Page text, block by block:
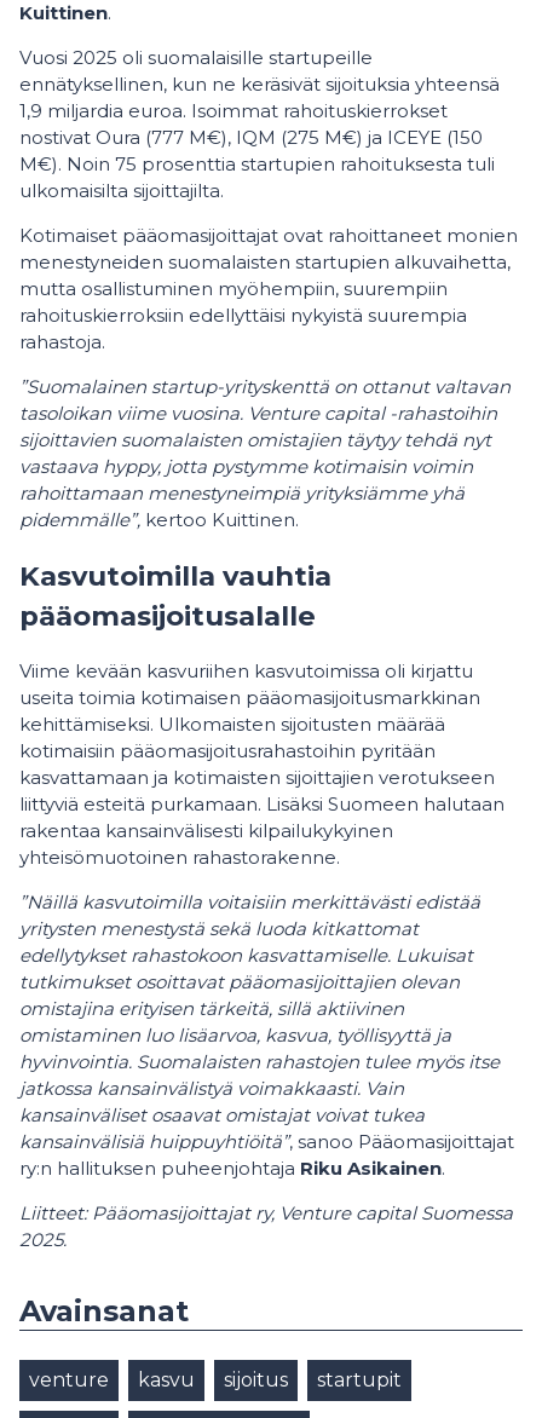
Kuittinen.
Vuosi 2025 oli suomalaisille startupeille
ennätyksellinen, kun ne keräsivät sijoituksia yhteensä
1,9 miljardia euroa. Isoimmat rahoituskierrokset
nostivat Oura (777 M€), IQM (275 M€) ja ICEYE (150
M€). Noin 75 prosenttia startupien rahoituksesta tuli
ulkomaisilta sijoittajilta.
Kotimaiset pääomasijoittajat ovat rahoittaneet monien
menestyneiden suomalaisten startupien alkuvaihetta,
mutta osallistuminen myöhempiin, suurempiin
rahoituskierroksiin edellyttäisi nykyistä suurempia
rahastoja.
”Suomalainen startup-yrityskenttä on ottanut valtavan
tasoloikan viime vuosina. Venture capital -rahastoihin
sijoittavien suomalaisten omistajien täytyy tehdä nyt
vastaava hyppy, jotta pystymme kotimaisin voimin
rahoittamaan menestyneimpiä yrityksiämme yhä
pidemmälle”, kertoo Kuittinen.
Kasvutoimilla vauhtia
pääomasijoitusalalle
Viime kevään kasvuriihen kasvutoimissa oli kirjattu
useita toimia kotimaisen pääomasijoitusmarkkinan
kehittämiseksi. Ulkomaisten sijoitusten määrää
kotimaisiin pääomasijoitusrahastoihin pyritään
kasvattamaan ja kotimaisten sijoittajien verotukseen
liittyviä esteitä purkamaan. Lisäksi Suomeen halutaan
rakentaa kansainvälisesti kilpailukykyinen
yhteisömuotoinen rahastorakenne.
”Näillä kasvutoimilla voitaisiin merkittävästi edistää
yritysten menestystä sekä luoda kitkattomat
edellytykset rahastokoon kasvattamiselle. Lukuisat
tutkimukset osoittavat pääomasijoittajien olevan
omistajina erityisen tärkeitä, sillä aktiivinen
omistaminen luo lisäarvoa, kasvua, työllisyyttä ja
hyvinvointia. Suomalaisten rahastojen tulee myös itse
jatkossa kansainvälistyä voimakkaasti. Vain
kansainväliset osaavat omistajat voivat tukea
kansainvälisiä huippuyhtiöitä”, sanoo Pääomasijoittajat
ry:n hallituksen puheenjohtaja Riku Asikainen.
Liitteet: Pääomasijoittajat ry, Venture capital Suomessa
2025.
Avainsanat
venture kasvu sijoitus startupit